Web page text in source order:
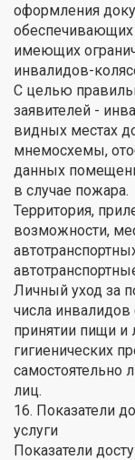
оформления
имеющих
инвалидов-
С целью
заявителей -
видных местах
мнемосхемы,
данных
в случае пожара.
Территория,
возможности,
Личный уход за
числа
принятии пищи и
гигиенических
лиц.
16. Показатели
услуги
Показатели